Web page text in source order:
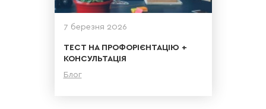
7 березня 2026
ТЕСТ НА ПРОФОРІЄНТАЦІЮ +
КОНСУЛЬТАЦІЯ
Блог